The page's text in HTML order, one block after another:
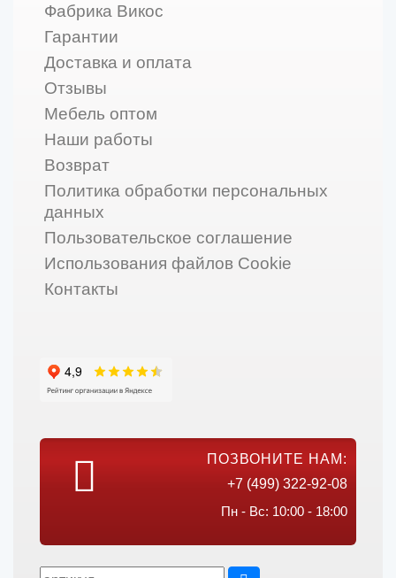
Фабрика Викос
Гарантии
Доставка и оплата
Отзывы
Мебель оптом
Наши работы
Возврат
Политика обработки персональных
данных
Пользовательское соглашение
Использования файлов Cookie
Контакты
ПОЗВОНИТЕ НАМ:
+7 (499) 322-92-08
Пн - Вс: 10:00 - 18:00